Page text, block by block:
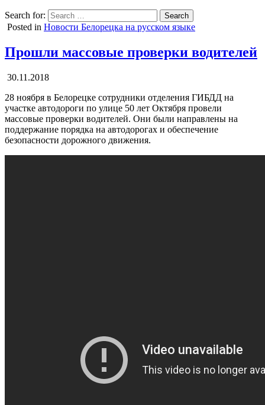
Search for:
Posted in Новости Белорецка на русском языке
Прошли массовые проверки водителей
30.11.2018
28 ноября в Белорецке сотрудники отделения ГИБДД на
участке автодороги по улице 50 лет Октября провели
массовые проверки водителей. Они были направлены на
поддержание порядка на автодорогах и обеспечение
безопасности дорожного движения.